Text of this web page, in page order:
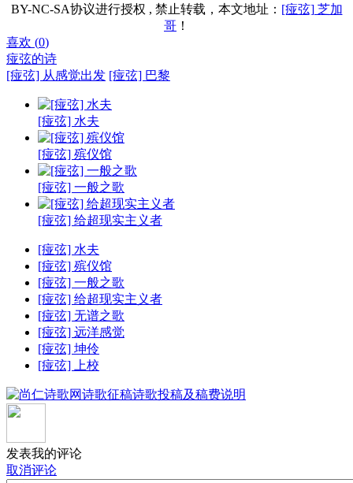
BY-NC-SA协议进行授权 , 禁止转载，本文地址： [痖弦] 芝加
哥 ！
喜欢 (0)
痖弦的诗
[痖弦] 从感觉出发 [痖弦] 巴黎
[痖弦] 水夫
[痖弦] 殡仪馆
[痖弦] 一般之歌
[痖弦] 给超现实主义者
[痖弦] 水夫
[痖弦] 殡仪馆
[痖弦] 一般之歌
[痖弦] 给超现实主义者
[痖弦] 无谱之歌
[痖弦] 远洋感觉
[痖弦] 坤伶
[痖弦] 上校
发表我的评论
取消评论